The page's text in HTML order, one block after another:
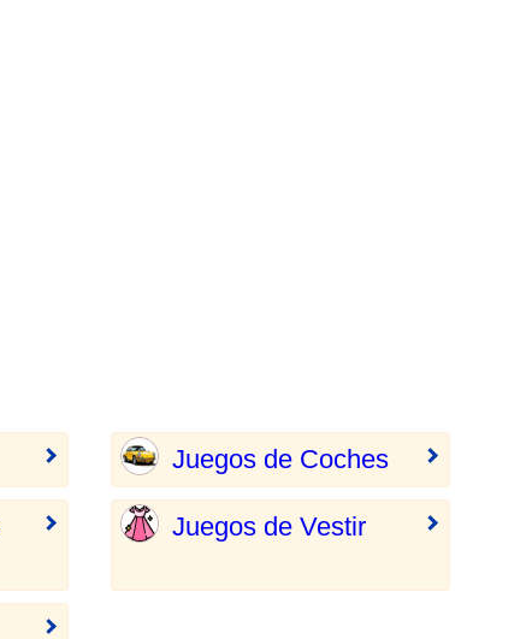
Juegos de Coches
Juegos de Vestir